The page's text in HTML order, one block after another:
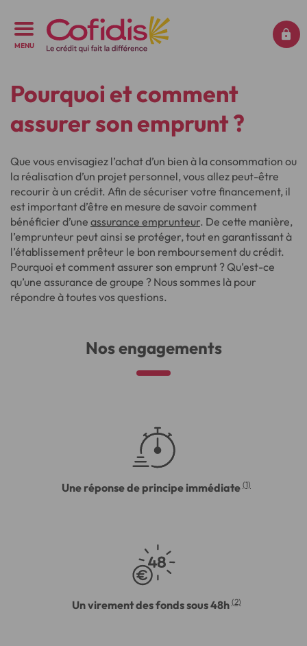
MENU
Pourquoi et comment
assurer son emprunt ?
Que vous envisagiez l’achat d’un bien à la consommation ou
la réalisation d’un projet personnel, vous allez peut-être
recourir à un crédit. Afin de sécuriser votre financement, il
est important d’être en mesure de savoir comment
bénéficier d’une assurance emprunteur. De cette manière,
l’emprunteur peut ainsi se protéger, tout en garantissant à
l’établissement prêteur le bon remboursement du crédit.
Pourquoi et comment assurer son emprunt ? Qu’est-ce
qu’une assurance de groupe ? Nous sommes là pour
répondre à toutes vos questions.
Nos engagements
Une réponse de principe immédiate (1)
Un virement des fonds sous 48h (2)